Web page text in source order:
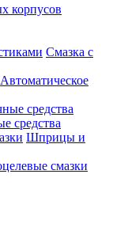
корпусов
Смазка с
Автоматическое
средства
Шприцы и
смазки